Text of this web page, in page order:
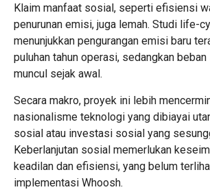
Klaim manfaat sosial, seperti efisiensi
penurunan emisi, juga lemah. Studi life-
menunjukkan pengurangan emisi baru
puluhan tahun operasi, sedangkan
muncul sejak awal.
Secara makro, proyek ini lebih
nasionalisme teknologi yang dibiayai
sosial atau investasi sosial yang
Keberlanjutan sosial memerlukan
keadilan dan efisiensi, yang belum
implementasi Whoosh.